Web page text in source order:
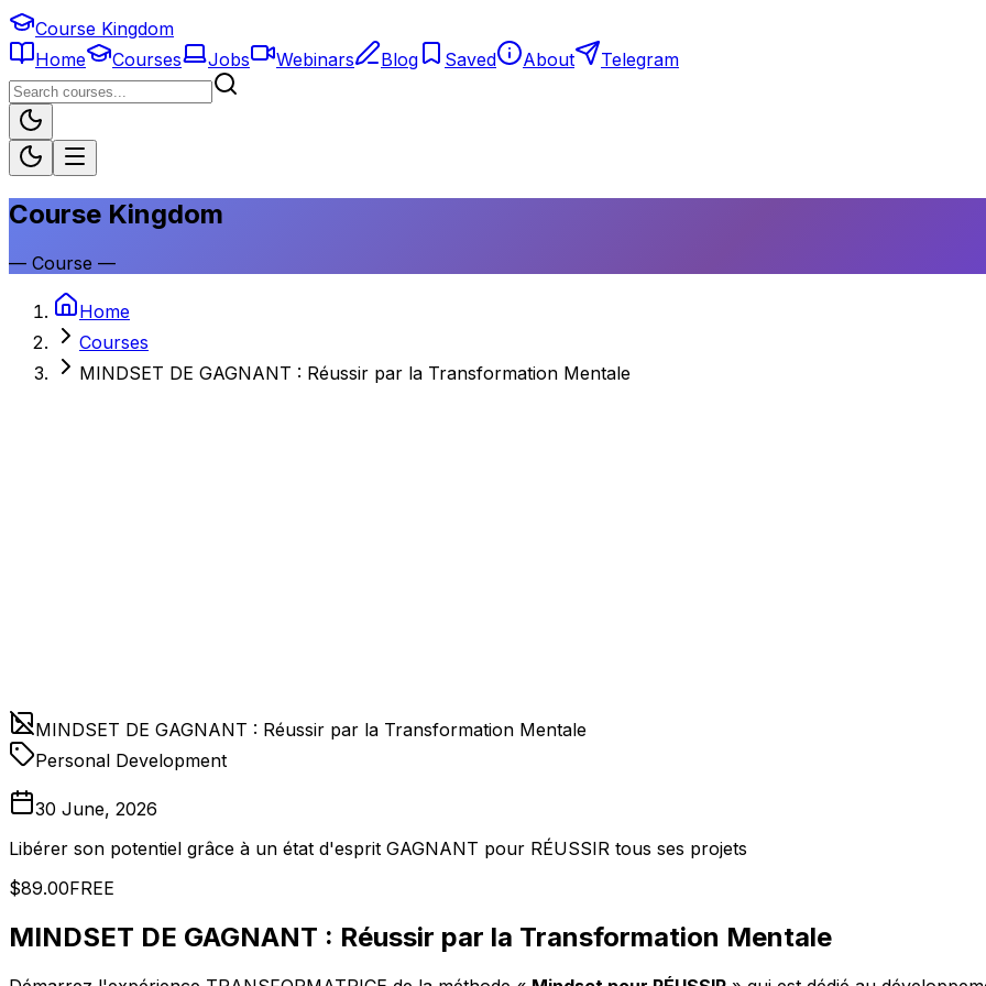
Course Kingdom
Home
Courses Jobs Webinars Blog Saved About Telegram
Course Kingdom
— Course —
Home
Courses
MINDSET DE GAGNANT : Réussir par la Transformation Mentale
MINDSET DE GAGNANT : Réussir par la Transformation Mentale
Personal Development
30 June, 2026
Libérer son potentiel grâce à un état d'esprit GAGNANT pour RÉUSSIR tous ses projets
$89.00FREE
MINDSET DE GAGNANT : Réussir par la Transformation Mentale